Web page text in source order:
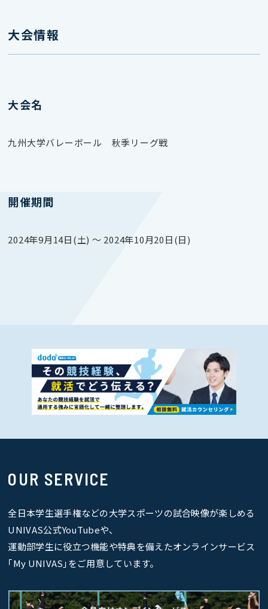
大会情報
大会名
九州大学バレーボール 秋季リーグ戦
開催期間
2024年9月14日(土) 〜 2024年10月20日(日)
OUR SERVICE
全日本学生選手権などの大学スポーツの試合映像が楽しめる
UNIVAS公式YouTubeや、
運動部学生に役立つ機能や特典を備えたオンラインサービス
｢My UNIVAS｣をご用意しています。